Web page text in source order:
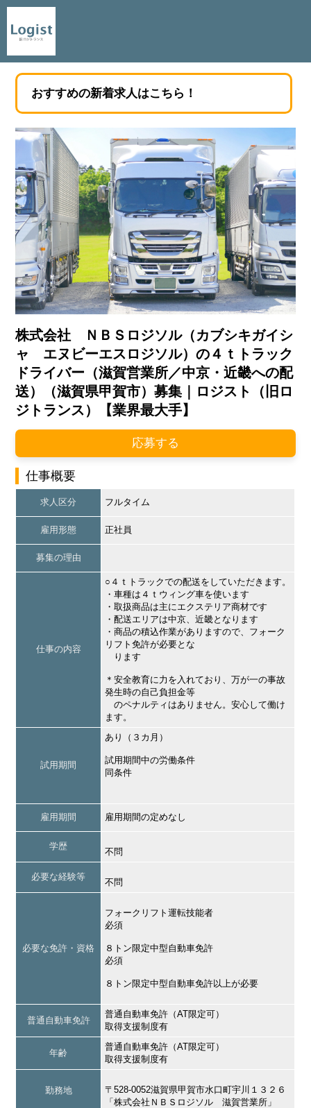
おすすめの新着求人はこちら！
株式会社 ＮＢＳロジソル（カブシキガイシ
ャ エヌビーエスロジソル）の４ｔトラック
ドライバー（滋賀営業所／中京・近畿への配
送）（滋賀県甲賀市）募集｜ロジスト（旧ロ
ジトランス）【業界最大手】
応募する
仕事概要
求人区分 フルタイム
雇用形態 正社員
募集の理由
仕事の内容
○４ｔトラックでの配送をしていただきます。
・車種は４ｔウィング車を使います
・取扱商品は主にエクステリア商材です
・配送エリアは中京、近畿となります
・商品の積込作業がありますので、フォーク
リフト免許が必要とな
ります
＊安全教育に力を入れており、万が一の事故
発生時の自己負担金等
のペナルティはありません。安心して働け
ます。
試用期間
あり（３カ月）
試用期間中の労働条件
同条件
雇用期間 雇用期間の定めなし
学歴
不問
必要な経験等
不問
必要な免許・資格
フォークリフト運転技能者
必須
８トン限定中型自動車免許
必須
８トン限定中型自動車免許以上が必要
普通自動車免許
普通自動車免許（AT限定可）
取得支援制度有
年齢
普通自動車免許（AT限定可）
取得支援制度有
勤務地
〒528-0052滋賀県甲賀市水口町宇川１３２６
「株式会社ＮＢＳロジソル 滋賀営業所」